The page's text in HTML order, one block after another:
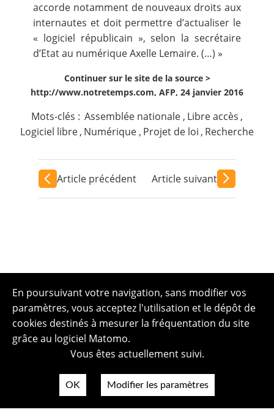
accorde notamment de nouveaux droits aux
internautes et doit permettre d’actualiser le
« logiciel républicain », selon la secrétaire
d’Etat au numérique Axelle Lemaire. (…) »
Continuer sur le site de la source >
http://www.notretemps.com, AFP, 24 janvier 2016
Mots-clés : Assemblée nationale , Libre accès ,
Logiciel libre, Numérique , Projet de loi , Recherche
Article précédent Article suivant
En poursuivant votre navigation, sans modifier vos
paramètres, vous acceptez l'utilisation et le dépôt de
cookies destinés à mesurer la fréquentation du site
grâce au logiciel Matomo.
Vous êtes actuellement suivi.
OK Modifier les paramètres